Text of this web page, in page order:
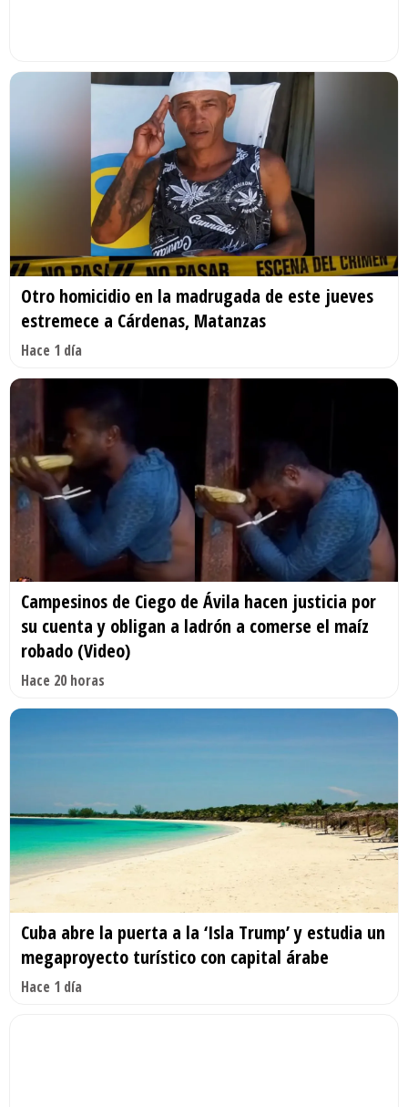
Otro homicidio en la madrugada de este jueves
estremece a Cárdenas, Matanzas
Hace 1 día
Campesinos de Ciego de Ávila hacen justicia por
su cuenta y obligan a ladrón a comerse el maíz
robado (Video)
Hace 20 horas
Cuba abre la puerta a la ‘Isla Trump’ y estudia un
megaproyecto turístico con capital árabe
Hace 1 día